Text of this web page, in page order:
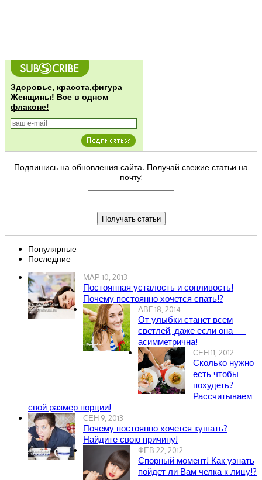
Здоровье, красота,фигура
Женщины! Все в одном
флаконе!
Подпишись на обновления сайта. Получай свежие статьи на
почту:
Популярные
Последние
МАР 10, 2013
Постоянная усталость и сонливость!
Почему постоянно хочется спать!?
АВГ 18, 2014
От улыбки станет всем
светлей, даже если она —
асимметрична!
СЕН 11, 2012
Сколько нужно
есть чтобы
похудеть?
Рассчитываем
свой размер порции!
СЕН 9, 2013
Почему постоянно хочется кушать?
Найдите свою причину!
ФЕВ 22, 2012
Спорный момент! Как узнать
пойдет ли Вам челка к лицу!?